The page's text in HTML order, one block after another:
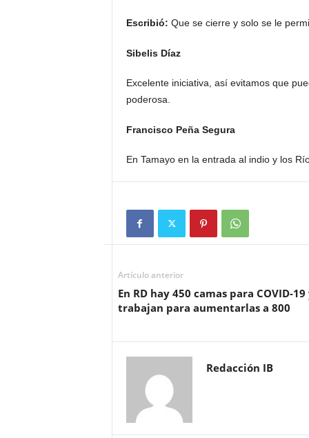
Escribió: Que se cierre y solo se le
Sibelis Díaz
Excelente iniciativa, así evitamos que
poderosa.
Francisco Peña Segura
En Tamayo en la entrada al indio y los
Artículo anterior
En RD hay 450 camas para COVID-19
trabajan para aumentarlas a 800
Redacción IB